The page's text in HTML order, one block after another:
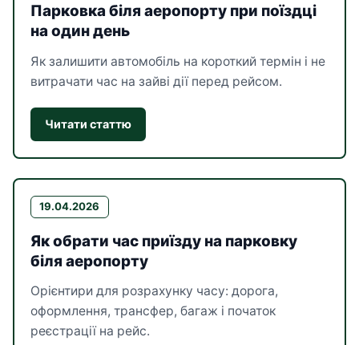
Парковка біля аеропорту при поїздці
на один день
Як залишити автомобіль на короткий термін і не
витрачати час на зайві дії перед рейсом.
Читати статтю
19.04.2026
Як обрати час приїзду на парковку
біля аеропорту
Орієнтири для розрахунку часу: дорога,
оформлення, трансфер, багаж і початок
реєстрації на рейс.